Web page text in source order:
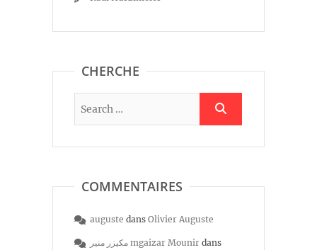
CHERCHE
COMMENTAIRES
auguste dans Olivier Auguste
مكيزر منير mgaizar Mounir dans